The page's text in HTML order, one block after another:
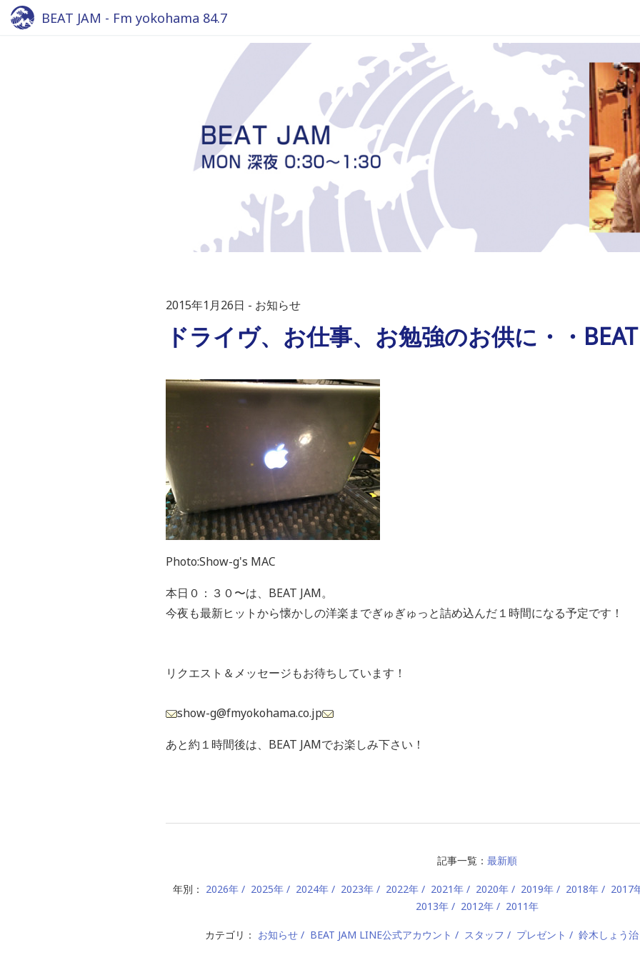
BEAT JAM - Fm yokohama 84.7
2015年1月26日 お知らせ
ドライヴ、お仕事、お勉強のお供に・・
Photo:Show-g's MAC
本日０：３０〜は、BEAT JAM。
今夜も最新ヒットから懐かしの洋楽までぎゅぎゅっと詰め込んだ１時間になる予定です！
リクエスト＆メッセージもお待ちしています！
show-g@fmyokohama.co.jp
あと約１時間後は、BEAT JAMでお楽しみ下さい！
記事一覧： 最新順
年別： 2026年 2025年 2024年 2023年 2022年 2021年 2020年 2019年 2018年
2017
2013年
2012年 2011年
カテゴリ： お知らせ BEAT JAM LINE公式アカウント スタッフ プレゼント 鈴木しょう治